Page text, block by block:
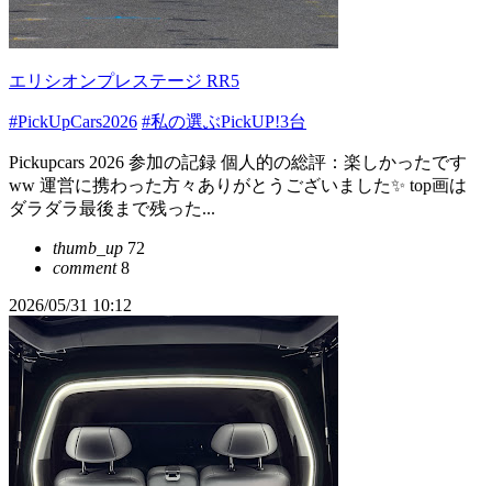
エリシオンプレステージ RR5
#PickUpCars2026 #私の選ぶPickUP!3台
Pickupcars 2026 参加の記録 個人的の総評：楽しかったです
ww 運営に携わった方々ありがとうございました✨ top画は
ダラダラ最後まで残った...
thumb_up 72
comment8
2026/05/31 10:12